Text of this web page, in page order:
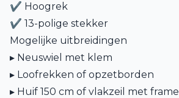
✔ Hoogrek
✔ 13-polige stekker
Mogelijke uitbreidingen
▸ Neuswiel met klem
▸ Loofrekken of opzetborden
▸ Huif 150 cm of vlakzeil met frame